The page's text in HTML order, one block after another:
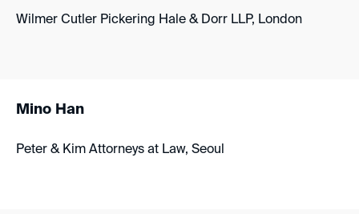
Wilmer Cutler Pickering Hale & Dorr LLP, London
Mino Han
Peter & Kim Attorneys at Law, Seoul